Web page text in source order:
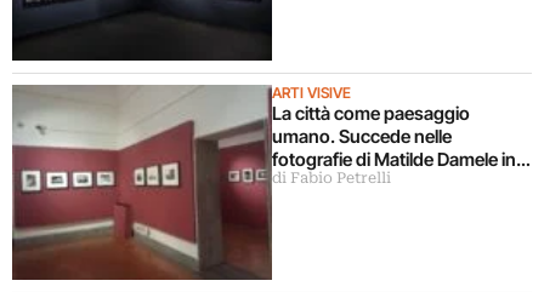
ARTI VISIVE
La città come paesaggio
umano. Succede nelle
fotografie di Matilde Damele in
mostra a Roma
di Fabio Petrelli